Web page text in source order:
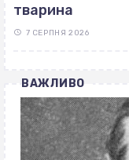
тварина
7 СЕРПНЯ 2026
ВАЖЛИВО